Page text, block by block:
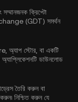
সম্মানজনক ক্রিপ্টো
(GDT) সমর্থন
স্টোর, বা একটি
অ্যাপ্লিকেশনটি ডাউনলোড
তৈরি করুন বা
নিশ্চিত করুন যে